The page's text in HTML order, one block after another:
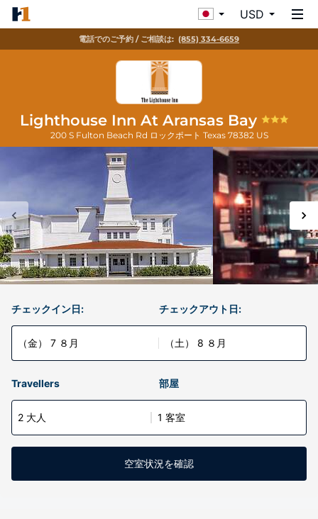
USD
電話でのご予約 / ご相談は: (855) 334-6659
Lighthouse Inn At Aransas Bay
200 S Fulton Beach Rd ロックポート Texas 78382 US
チェックイン日:
（金） 7 ８月
チェックアウト日:
（土） 8 ８月
Travellers 部屋
2 大人 1 客室
空室状況を確認